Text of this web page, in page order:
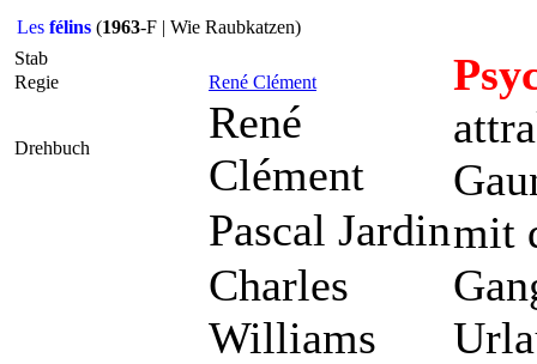
Les félins (1963-F | Wie Raubkatzen)
Stab
mit
Regie René Clément
Drehbuch
René
Clément
Pascal Jardin
Charles
Williams